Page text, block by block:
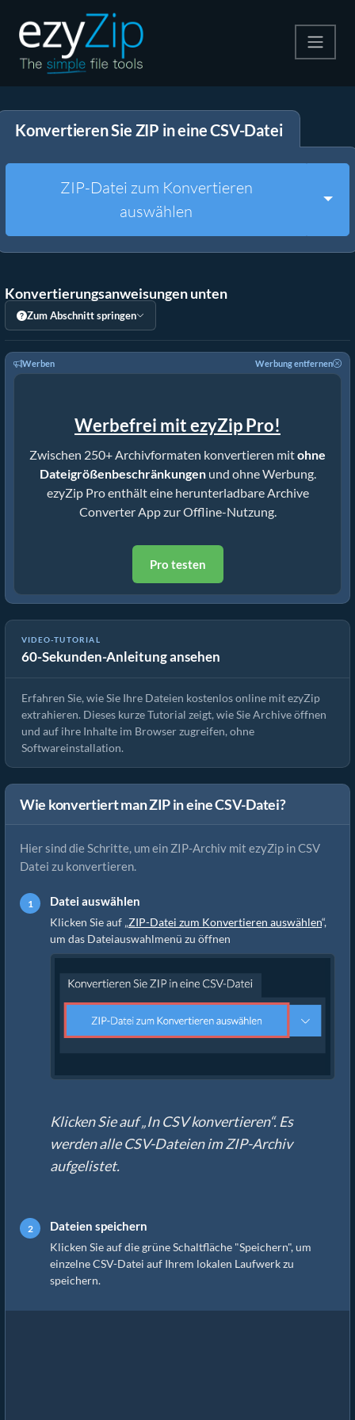
Entpacken
Konvertieren Sie ZIP in eine CSV-Datei
ZIP-Datei zum Konvertieren
auswählen
Konvertierungsanweisungen unten
Zum Abschnitt springen
Werben Werbung entfernen
Werbefrei mit ezyZip Pro!
Zwischen 250+ Archivformaten konvertieren mitohne
Dateigrößenbeschränkungenund ohne Werbung.
ezyZip Pro enthält eine herunterladbare Archive
Converter App zur Offline-Nutzung.
Pro testen
VIDEO-TUTORIAL
60-Sekunden-Anleitung ansehen
Wie man Dateien online mit ezyZip extrahiert (kostenlos, ohne
Installation)
Erfahren Sie, wie Sie Ihre Dateien kostenlos online mit ezyZip
extrahieren. Dieses kurze Tutorial zeigt, wie Sie Archive öffnen
und auf ihre Inhalte im Browser zugreifen, ohne
Softwareinstallation.
Wie konvertiert man ZIP in eine CSV-Datei?
Hier sind die Schritte, um ein ZIP-Archiv mit ezyZip in CSV
Datei zu konvertieren.
Datei auswählen
Klicken Sie auf „ZIP-Datei zum Konvertieren auswählen“,
um das Dateiauswahlmenü zu öffnen
Klicken Sie auf „In CSV konvertieren“. Es
werden alle CSV-Dateien im ZIP-Archiv
aufgelistet.
Dateien speichern
Klicken Sie auf die grüne Schaltfläche "Speichern", um
einzelne CSV-Datei auf Ihrem lokalen Laufwerk zu
speichern.